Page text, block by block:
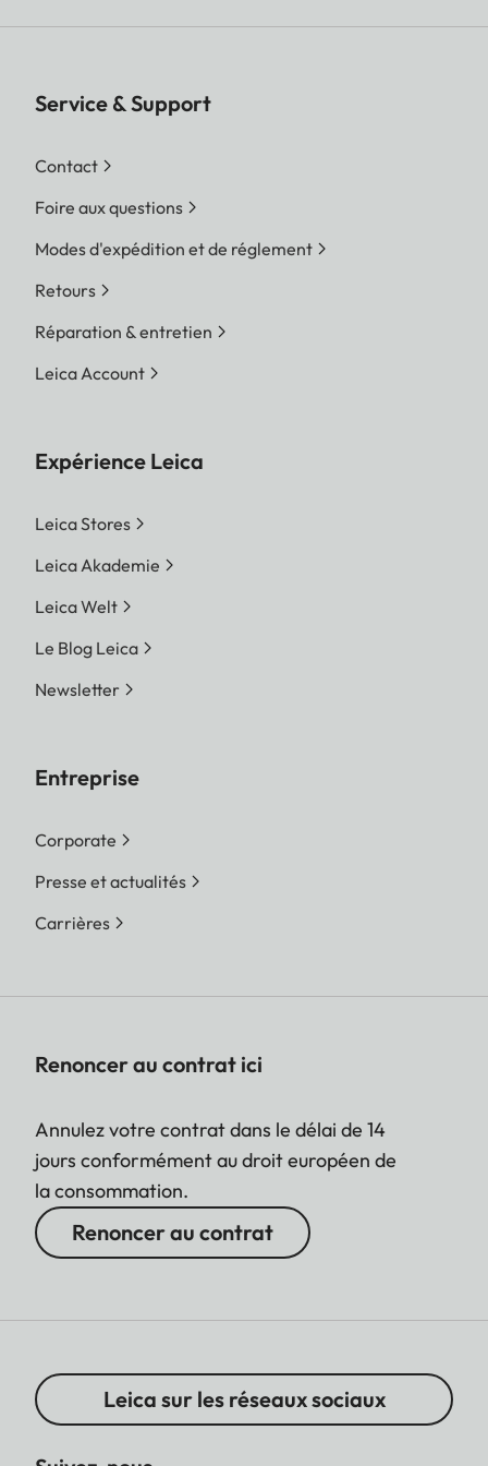
Service & Support
Contact
Foire aux questions
Modes d'expédition et de réglement
Retours
Réparation & entretien
Leica Account
Expérience Leica
Leica Stores
Leica Akademie
Leica Welt
Le Blog Leica
Newsletter
Entreprise
Corporate
Presse et actualités
Carrières
Renoncer au contrat ici
Annulez votre contrat dans le délai de 14
jours conformément au droit européen de
la consommation.
Renoncer au contrat
Leica sur les réseaux sociaux